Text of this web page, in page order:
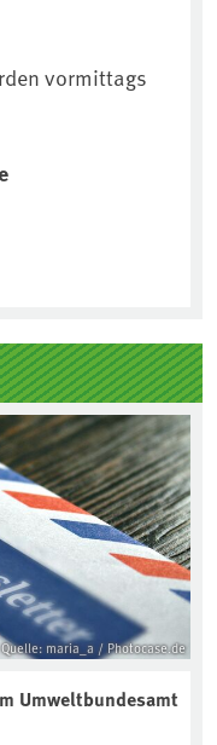
vormittags
Quelle: maria_a / Photocase.de
Umweltbundesamt